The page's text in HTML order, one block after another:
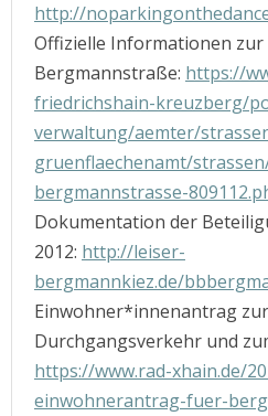
http://
Offizielle Informationen
Bergmannstraße: https://
friedrichshain-kreuzberg/
verwaltung/aemter/
gruenflaechenamt/
bergmannstrasse-
Dokumentation der
2012: http://leiser-
bergmannkiez.de/
Einwohner*innenantrag
Durchgangsverkehr und
https://www.rad-xhain.de/
einwohnerantrag-fuer-